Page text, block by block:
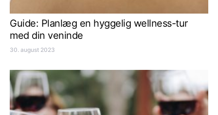
Guide: Planlæg en hyggelig wellness-tur
med din veninde
30. august 2023